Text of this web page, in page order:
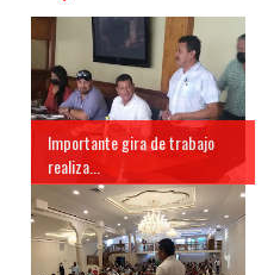
Importante gira de trabajo
realiza...